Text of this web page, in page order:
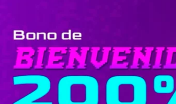
para Dolencias Mentales en Pádel:
de deportes de raqueta. Primero, el
veces por semana. Son ideales para
coberturas globales es que son accesibles
sin efectos secundarios.